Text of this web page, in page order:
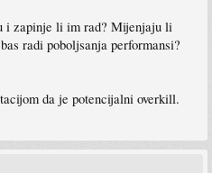
i zapinje li im rad? Mijenjaju li
radi poboljsanja performansi?
da je potencijalni overkill.